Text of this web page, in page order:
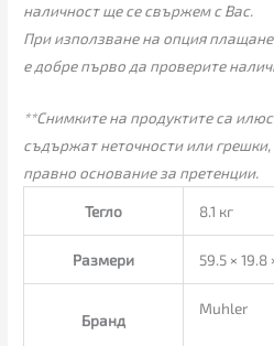
наличност ще се свържем с Вас.
При използване на опция
е добре първо да проверите
**Снимките на продуктите са
съдържат неточности или
правно основание за претенции.
Тегло 8.1 кг
Размери 59.5 × 19.8
Бранд
Muhler